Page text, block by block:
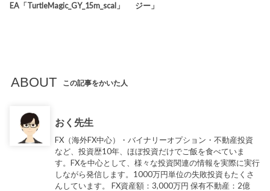
EA「TurtleMagic_GY_15m_scal」
ジー」
ABOUT この記事をかいた人
おく先生
FX（海外FX中心）・バイナリーオプション・不動産投資
など、投資歴10年、ほぼ投資だけでご飯を食べていま
す。FXを中心として、様々な投資関連の情報を実際に実行
しながら発信します。1000万円単位の失敗投資もたくさ
んしています。 FX資産額：3,000万円 保有不動産：2億